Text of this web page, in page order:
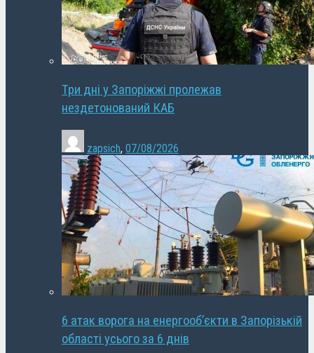
Три дні у Запоріжжі пролежав
нездетонований КАБ
zapsich, 07/08/2026
6 атак ворога на енергооб’єкти в Запорізькій
області усього за 6 днів